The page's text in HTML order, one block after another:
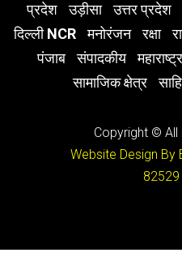
प्रदेश
उड़ीसा उत्तर प्रदेश
दिल्ली NCR
मनोरंजन रक्षा
पंजाब
संपादकीय महाराष्ट्र
सामाजिक क्षेत्र
Copyright © All
Website Design